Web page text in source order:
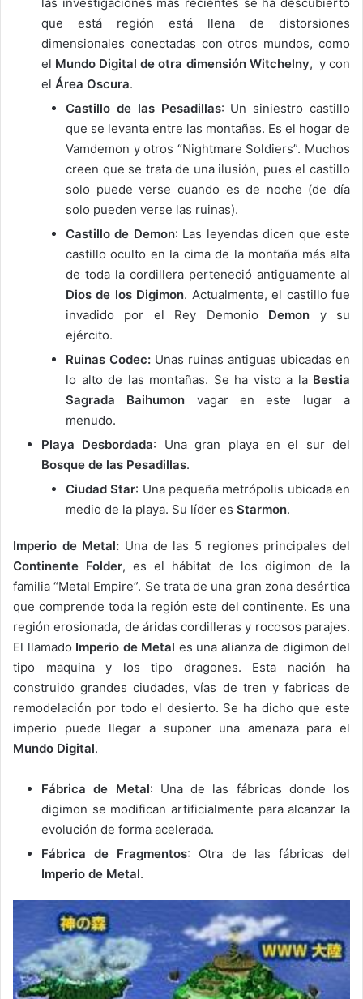
que está región está llena de distorsiones
dimensionales conectadas con otros mundos, como
el Mundo Digital de otra dimensión Witchelny, y con
el Área Oscura.
Castillo de las Pesadillas: Un siniestro castillo
que se levanta entre las montañas. Es el hogar de
Vamdemon y otros “Nightmare Soldiers”. Muchos
creen que se trata de una ilusión, pues el castillo
solo puede verse cuando es de noche (de día
solo pueden verse las ruinas).
Castillo de Demon: Las leyendas dicen que este
castillo oculto en la cima de la montaña más alta
de toda la cordillera perteneció antiguamente al
Dios de los Digimon. Actualmente, el castillo fue
invadido por el Rey Demonio Demon y su
ejército.
Ruinas Codec: Unas ruinas antiguas ubicadas en
lo alto de las montañas. Se ha visto a la Bestia
Sagrada Baihumon vagar en este lugar a
menudo.
Playa Desbordada: Una gran playa en el sur del
Bosque de las Pesadillas.
Ciudad Star: Una pequeña metrópolis ubicada en
medio de la playa. Su líder es Starmon.
Imperio de Metal: Una de las 5 regiones principales del
Continente Folder, es el hábitat de los digimon de la
familia “Metal Empire”. Se trata de una gran zona desértica
que comprende toda la región este del continente. Es una
región erosionada, de áridas cordilleras y rocosos parajes.
El llamado Imperio de Metal es una alianza de digimon del
tipo maquina y los tipo dragones. Esta nación ha
construido grandes ciudades, vías de tren y fabricas de
remodelación por todo el desierto. Se ha dicho que este
imperio puede llegar a suponer una amenaza para el
Mundo Digital.
Fábrica de Metal: Una de las fábricas donde los
digimon se modifican artificialmente para alcanzar la
evolución de forma acelerada.
Fábrica de Fragmentos: Otra de las fábricas del
Imperio de Metal.